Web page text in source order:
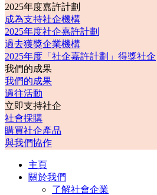
2025年度嘉許計劃
成為支持社企機構
2025年度社企嘉許計劃
過去獲獎企業機構
2025年度「社企嘉許計劃」得獎社企
我們的成果
我們的成果
過往活動
立即支持社企
社會採購
購買社企產品
與我們協作
主頁
關於我們
了解社會企業